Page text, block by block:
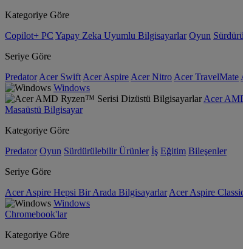
Kategoriye Göre
Copilot+ PC Yapay Zeka Uyumlu Bilgisayarlar Oyun
Seriye Göre
Predator Acer Swift Acer Aspire Acer Nitro Acer TravelMate
Windows
Acer
Masaüstü Bilgisayar
Kategoriye Göre
Predator Oyun Sürdürülebilir Ürünler İş Eğitim Bileşenler
Seriye Göre
Acer Aspire Hepsi Bir Arada Bilgisayarlar Acer Aspire
Windows
Chromebook'lar
Kategoriye Göre